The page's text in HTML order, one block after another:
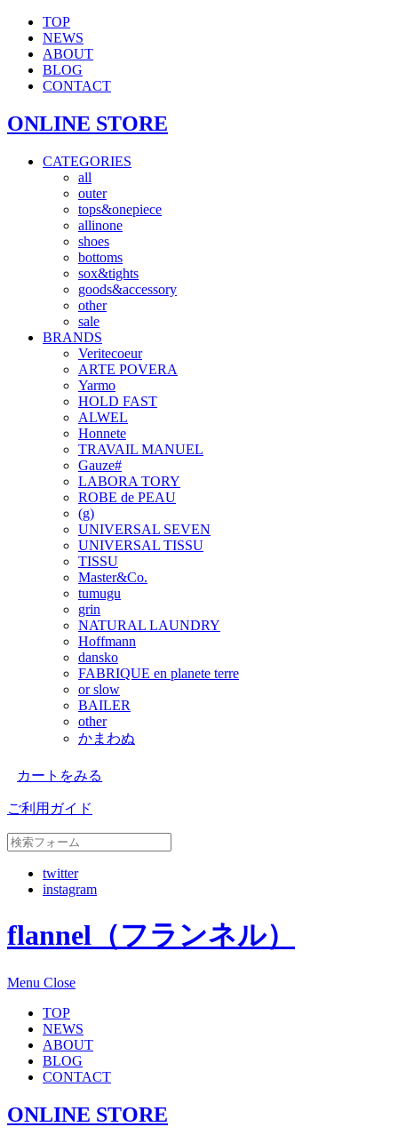
TOP
NEWS
ABOUT
BLOG
CONTACT
ONLINE STORE
CATEGORIES
all
outer
tops&onepiece
allinone
shoes
bottoms
sox&tights
goods&accessory
other
sale
BRANDS
Veritecoeur
ARTE POVERA
Yarmo
HOLD FAST
ALWEL
Honnete
TRAVAIL MANUEL
Gauze#
LABORA TORY
ROBE de PEAU
(g)
UNIVERSAL SEVEN
UNIVERSAL TISSU
TISSU
Master&Co.
tumugu
grin
NATURAL LAUNDRY
Hoffmann
dansko
FABRIQUE en planete terre
or slow
BAILER
other
かまわぬ
カートをみる
ご利用ガイド
twitter
instagram
flannel（フランネル）
Menu Close
TOP
NEWS
ABOUT
BLOG
CONTACT
ONLINE STORE